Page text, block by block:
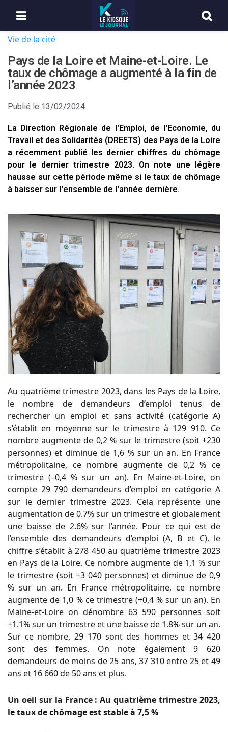
Vie de la cité
Pays de la Loire et Maine-et-Loire. Le
taux de chômage a augmenté à la fin de
l’année 2023
Publié le 13/02/2024
La Direction Régionale de l'Emploi, de l'Economie, du
Travail et des Solidarités (DREETS) des Pays de la Loire
a récemment publié les dernier chiffres du chômage
pour le dernier trimestre 2023. On note une légère
hausse sur cette période même si le taux de chômage
à baisser sur l'ensemble de l'année dernière.
Au quatrième trimestre 2023, dans les Pays de la Loire,
le nombre de demandeurs d’emploi tenus de
rechercher un emploi et sans activité (catégorie A)
s’établit en moyenne sur le trimestre à 129 910. Ce
nombre augmente de 0,2 % sur le trimestre (soit +230
personnes) et diminue de 1,6 % sur un an. En France
métropolitaine, ce nombre augmente de 0,2 % ce
trimestre (–0,4 % sur un an). En Maine-et-Loire, on
compte 29 790 demandeurs d’emploi en catégorie A
sur le dernier trimestre 2023. Cela représente une
augmentation de 0.7% sur un trimestre et globalement
une baisse de 2.6% sur l’année. Pour ce qui est de
l’ensemble des demandeurs d’emploi (A, B et C), le
chiffre s’établit à 278 450 au quatrième trimestre 2023
en Pays de la Loire. Ce nombre augmente de 1,1 % sur
le trimestre (soit +3 040 personnes) et diminue de 0,9
% sur un an. En France métropolitaine, ce nombre
augmente de 1,0 % ce trimestre (+0,4 % sur un an). En
Maine-et-Loire on dénombre 63 590 personnes soit
+1.1% sur un trimestre et une baisse de 1.8% sur un an.
Sur ce nombre, 29 170 sont des hommes et 34 420
sont des femmes. On note également 9 620
demandeurs de moins de 25 ans, 37 310 entre 25 et 49
ans et 16 660 de 50 ans et plus.
Un oeil sur la France :Au quatrième trimestre 2023,
le taux de chômage est stable à 7,5 %